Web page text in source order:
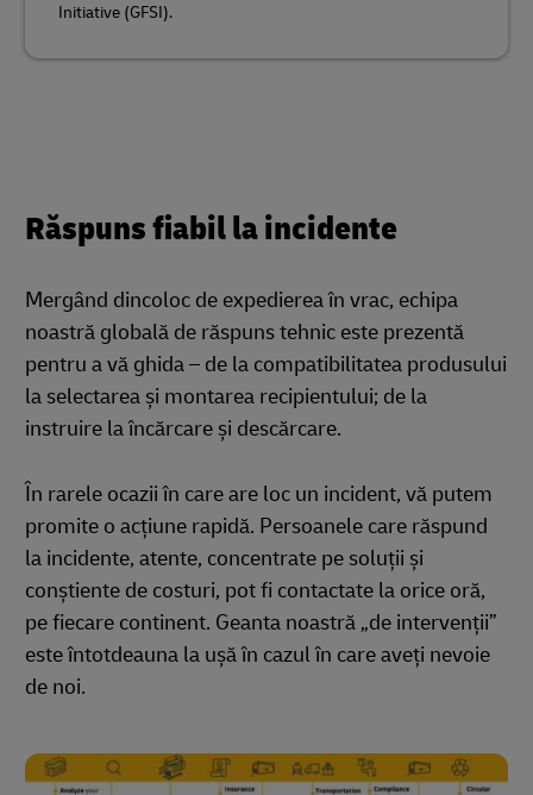
Initiative (GFSI).
Răspuns fiabil la incidente
Mergând dincoloc de expedierea în vrac, echipa
noastră globală de răspuns tehnic este prezentă
pentru a vă ghida – de la compatibilitatea produsului
la selectarea și montarea recipientului; de la
instruire la încărcare și descărcare.
În rarele ocazii în care are loc un incident, vă putem
promite o acțiune rapidă. Persoanele care răspund
la incidente, atente, concentrate pe soluții și
conștiente de costuri, pot fi contactate la orice oră,
pe fiecare continent. Geanta noastră „de intervenții”
este întotdeauna la ușă în cazul în care aveți nevoie
de noi.